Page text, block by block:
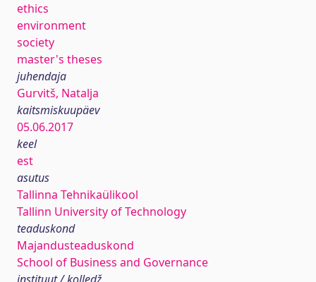
ethics
environment
society
master's theses
juhendaja
Gurvitš, Natalja
kaitsmiskuupäev
05.06.2017
keel
est
asutus
Tallinna Tehnikaülikool
Tallinn University of Technology
teaduskond
Majandusteaduskond
School of Business and Governance